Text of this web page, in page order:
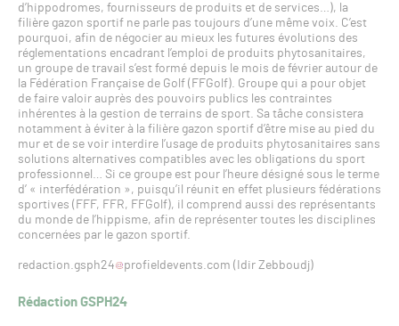
d’hippodromes, fournisseurs de produits et de services…), la
filière gazon sportif ne parle pas toujours d’une même voix. C’est
pourquoi, afin de négocier au mieux les futures évolutions des
réglementations encadrant l’emploi de produits phytosanitaires,
un groupe de travail s’est formé depuis le mois de février autour de
la Fédération Française de Golf (FFGolf). Groupe qui a pour objet
de faire valoir auprès des pouvoirs publics les contraintes
inhérentes à la gestion de terrains de sport. Sa tâche consistera
notamment à éviter à la filière gazon sportif d’être mise au pied du
mur et de se voir interdire l’usage de produits phytosanitaires sans
solutions alternatives compatibles avec les obligations du sport
professionnel… Si ce groupe est pour l’heure désigné sous le terme
d’ « interfédération », puisqu’il réunit en effet plusieurs fédérations
sportives (FFF, FFR, FFGolf), il comprend aussi des représentants
du monde de l’hippisme, afin de représenter toutes les disciplines
concernées par le gazon sportif.
redaction.gsph24 profieldevents.com (Idir Zebboudj)
Rédaction GSPH24